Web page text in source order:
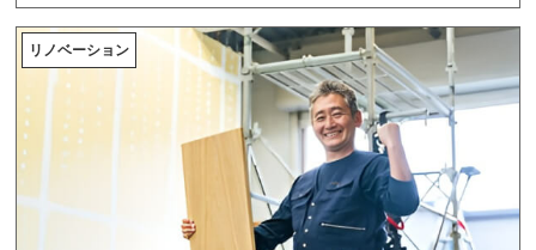
ることを紹介しています。
リノベーション